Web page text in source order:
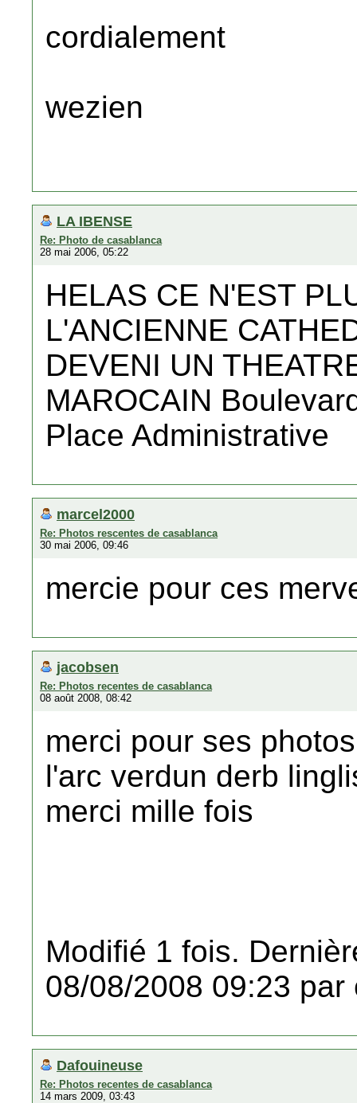
cordialement
wezien
LA IBENSE
Re: Photo de casablanca
28 mai 2006, 05:22
HELAS CE N'EST
L'ANCIENNE
DEVENI UN
MAROCAIN
Place Administrative
marcel2000
Re: Photos rescentes de casablanca
30 mai 2006, 09:46
mercie pour ces
jacobsen
Re: Photos recentes de casablanca
08 août 2008, 08:42
merci pour ses
l'arc verdun derb
merci mille fois
Modifié 1 fois.
08/08/2008 09:23 par
Dafouineuse
Re: Photos recentes de casablanca
14 mars 2009, 03:43